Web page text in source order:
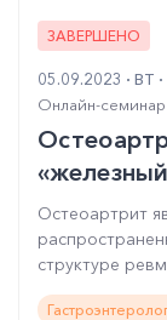
ЗАВЕРШЕНО
05.09.2023 ВТ
Онлайн-семинар
Остеоартрит
структуре